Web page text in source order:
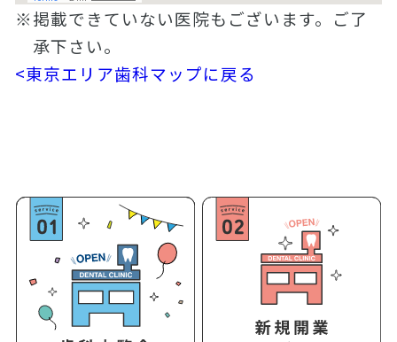
※掲載できていない医院もございます。ご了
承下さい。
<東京エリア歯科マップに戻る